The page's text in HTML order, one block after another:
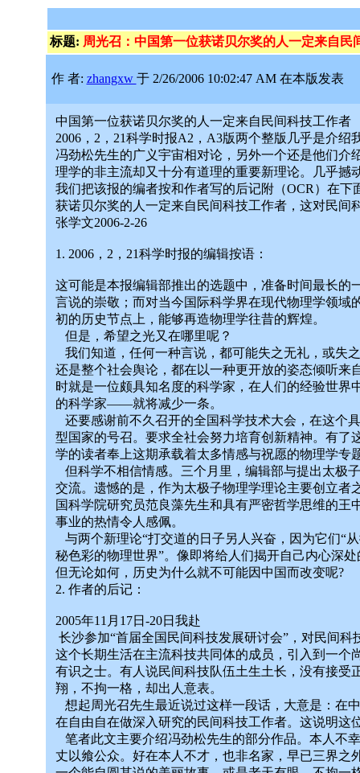
标题: 周光召：中国第一位获诺贝尔奖的人一定来自民
作 者: zhangxw 于 2/26/2006 10:02:47 AM 在本版发表
中国第一位获诺贝尔奖的人一定来自民间科技工作者
2006，2，21科学时报A2，A3版两个整版几乎是介
冯劲松先生的广义宇宙相对论，另外一个还是他们
理学的非主流却又十分有道理的重要新理论。几乎撼
我们把该报的编者按和作者写的后记附（OCR）在
获诺贝尔奖的人一定来自民间科技工作者，这对民间
张学文2006-2-26
1. 2006，2，21科学时报的编辑按语：
这可能是本报编辑部推出的选题中，准备时间最长
言说的崇敬；而对当今国际科学界在现代物理学领
初的历史节点上，能够再造物理学往昔的辉煌。
但是，希望之光又在哪里呢？
我们知道，任何一种言说，都可能失之无礼，或失
还是整个社会舆论，都在以一种更开放的姿态倾听来
时就是一位颇具知名度的科学家，在人们的经验世
的科学家——就将减少一条。
还要感谢前不久召开的全国科学技术大会，在这个
型国家的号召。要求全社会努力培育创新精神。有
学的读者奉上这期承载着太多情感与祝愿的物理学专
但科学不相信情感。三个月里，编辑部与提出太极
交流。遗憾的是，作为太极子物理学理论主要创立
国科学院研究员范良藻先生和具有严密哲学思维的王
事业的热情令人感佩。
与两个新理论“打交道的日子另人兴奋，因为它们“
秘色彩的物理世界”。像即将给人们揭开自己内心深
但无论如何，历史为什么就不可能因中国而改变呢?
2. 作者的后记：
2005年11月17日-20日我赴
长沙参加“首届全国民间科技发展研讨会”，对民间
这个长期生活在主流科技共同体的成员，引入到一
有识之士。有人说民间科技队伍土生土长，没有接
翔，不拘一格，却出人意表。
想起周光召先生最近说过这样一段话，大意是：在
在自由自在做深入研究的民间科技工作者。这说明
笔者此文主要介绍冯劲松先生的部分作品。本人不
丈以飨公众。好在本人不才，也非名家，早已三界